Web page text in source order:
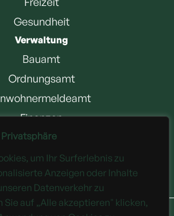
um Ihr Surferlebnis zu
Anzeigen oder Inhalte
Datenverkehr zu
Sie auf „Alle akzeptieren" klicken,
Gesundheit
Verwaltung
Bauamt
Ordnungsamt
Finanzen
Jobangebote
Downloads